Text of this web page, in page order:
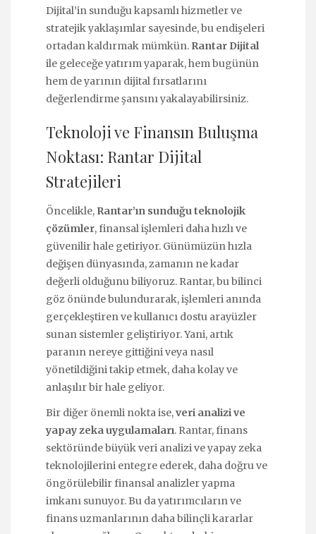
Dijital’in sunduğu kapsamlı hizmetler ve
stratejik yaklaşımlar sayesinde, bu endişeleri
ortadan kaldırmak mümkün. Rantar Dijital
ile geleceğe yatırım yaparak, hem bugünün
hem de yarının dijital fırsatlarını
değerlendirme şansını yakalayabilirsiniz.
Teknoloji ve Finansın Buluşma
Noktası: Rantar Dijital
Stratejileri
Öncelikle, Rantar’ın sunduğu teknolojik
çözümler, finansal işlemleri daha hızlı ve
güvenilir hale getiriyor. Günümüzün hızla
değişen dünyasında, zamanın ne kadar
değerli olduğunu biliyoruz. Rantar, bu bilinci
göz önünde bulundurarak, işlemleri anında
gerçekleştiren ve kullanıcı dostu arayüzler
sunan sistemler geliştiriyor. Yani, artık
paranın nereye gittiğini veya nasıl
yönetildiğini takip etmek, daha kolay ve
anlaşılır bir hale geliyor.
Bir diğer önemli nokta ise,veri analizi ve
yapay zeka uygulamaları. Rantar, finans
sektöründe büyük veri analizi ve yapay zeka
teknolojilerini entegre ederek, daha doğru ve
öngörülebilir finansal analizler yapma
imkanı sunuyor. Bu da yatırımcıların ve
finans uzmanlarının daha bilinçli kararlar